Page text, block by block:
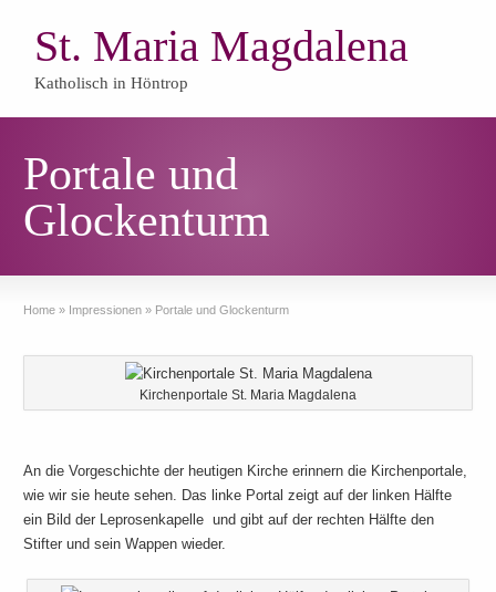
St. Maria Magdalena
Katholisch in Höntrop
Portale und
Glockenturm
Home » Impressionen » Portale und Glockenturm
Kirchenportale St. Maria Magdalena
An die Vorgeschichte der heutigen Kirche erinnern die Kirchenportale,
wie wir sie heute sehen. Das linke Portal zeigt auf der linken Hälfte
ein Bild der Leprosenkapelle und gibt auf der rechten Hälfte den
Stifter und sein Wappen wieder.